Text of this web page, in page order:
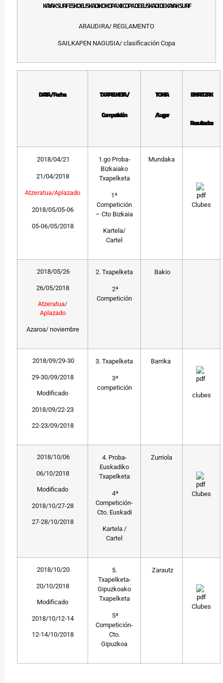
KAYAK SURF ESKO EUSKADIKO KOPA XII COPA DE EUSKADI DE KAYAK SURF
ARAUDIRA/ REGLAMENTO
SAILKAPEN NAGUSIA/ clasificación Copa
DATA / Fecha TXAPELKETA /
Competición
TOKIA
/Lugar
EMAITZAK
Resultados
2018/04/21
21/04/2018
Atzeratua/Aplazado
2018/05/05-06
05-06/05/2018
1.go Proba-
Bizkaiako
Txapelketa
1ª
Competición
– Cto Bizkaia
Kartela/
Cartel
Mundaka
Clubes
2018/05/26
26/05/2018
Atzeratua/
Aplazado
Azaroa/ noviembre
2. Txapelketa
2ª
Competición
Bakio
2018/09/29-30
29-30/09/2018
Modificado
2018/09/22-23
22-23/09/2018
3. Txapelketa
3ª
competición
Barrika
clubes
2018/10/06
06/10/2018
Modificado
2018/10/27-28
27-28/10/2018
4. Proba-
Euskadiko
Txapelketa
4ª
Competición-
Cto. Euskadi
Kartela /
Cartel
Zurriola
Clubes
2018/10/20
20/10/2018
Modificado
2018/10/12-14
12-14/10/2018
5.
Txapelketa-
Gipuzkoako
Txapelketa
5ª
Competición-
Cto.
Gipuzkoa
Zarautz
Clubes